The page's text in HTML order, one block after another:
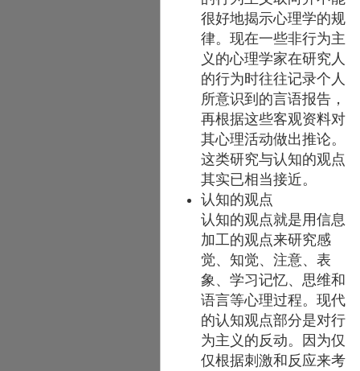
很好地揭示心理学的规
律。现在一些非行为主
义的心理学家在研究人
的行为时往往记录个人
所意识到的言语报告，
再根据这些客观资料对
其心理活动做出推论。
这类研究与认知的观点
其实已相当接近。
认知的观点
认知的观点就是用信息
加工的观点来研究感
觉、知觉、注意、表
象、学习记忆、思维和
语言等心理过程。现代
的认知观点部分是对行
为主义的反动。因为仅
仅根据刺激和反应来考